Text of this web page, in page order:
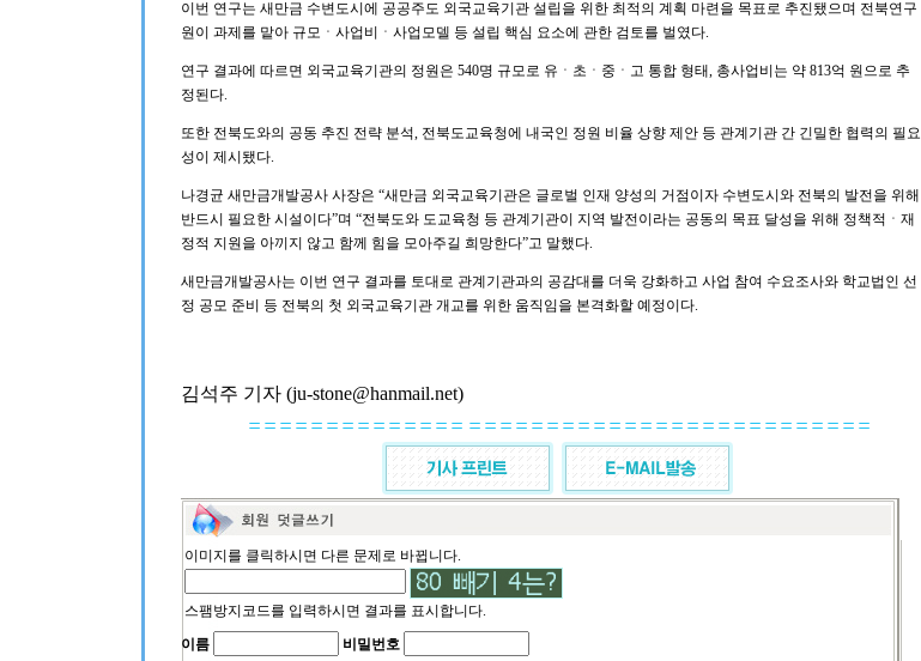
이번 연구는 새만금 수변도시에 공공주도 외국교육기관 설립을 위한 최적의 계획 마련을 목표로 추진됐으며 전북연구
원이 과제를 맡아 규모ㆍ사업비ㆍ사업모델 등 설립 핵심 요소에 관한 검토를 벌였다.
연구 결과에 따르면 외국교육기관의 정원은 540명 규모로 유ㆍ초ㆍ중ㆍ고 통합 형태, 총사업비는 약 813억 원으로 추
정된다.
또한 전북도와의 공동 추진 전략 분석, 전북도교육청에 내국인 정원 비율 상향 제안 등 관계기관 간 긴밀한 협력의 필요
성이 제시됐다.
나경균 새만금개발공사 사장은 “새만금 외국교육기관은 글로벌 인재 양성의 거점이자 수변도시와 전북의 발전을 위해
반드시 필요한 시설이다”며 “전북도와 도교육청 등 관계기관이 지역 발전이라는 공동의 목표 달성을 위해 정책적ㆍ재
정적 지원을 아끼지 않고 함께 힘을 모아주길 희망한다”고 말했다.
새만금개발공사는 이번 연구 결과를 토대로 관계기관과의 공감대를 더욱 강화하고 사업 참여 수요조사와 학교법인 선
정 공모 준비 등 전북의 첫 외국교육기관 개교를 위한 움직임을 본격화할 예정이다.
김석주 기자 (ju-stone@hanmail.net)
이미지를 클릭하시면 다른 문제로 바뀝니다.
스팸방지코드를 입력하시면 결과를 표시합니다.
이름
비밀번호